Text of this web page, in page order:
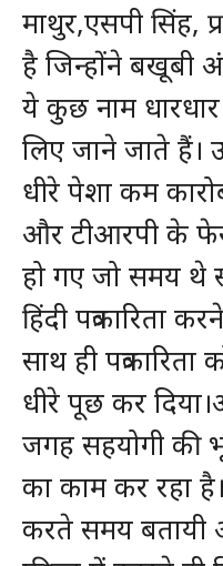
माथुर,एसपी सिंह,
है जिन्होंने बखूबी
ये कुछ नाम धारधार
लिए जाने जाते हैं।
धीरे पेशा कम
और टीआरपी के
हो गए जो समय थे
हिंदी पत्रकारिता
साथ ही पत्रकारिता
धीरे पूछ कर
जगह सहयोगी की
का काम कर रहा
करते समय बतायी